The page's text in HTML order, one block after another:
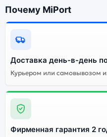
Почему MiPort
Доставка день-в-день
Курьером или самовывозом
Фирменная гарантия 2